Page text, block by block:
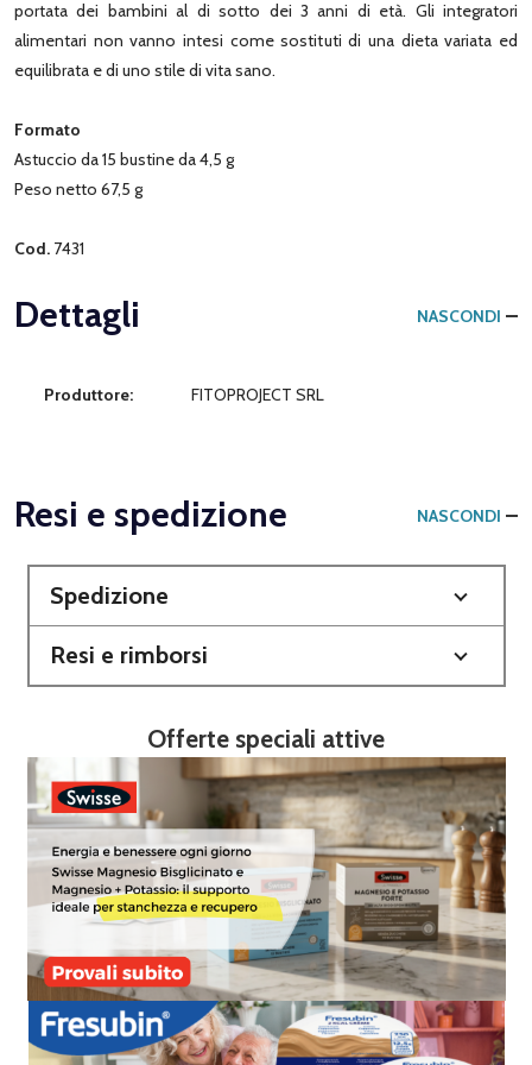
portata dei bambini al di sotto dei 3 anni di età. Gli integratori
alimentari non vanno intesi come sostituti di una dieta variata ed
equilibrata e di uno stile di vita sano.
Formato
Astuccio da 15 bustine da 4,5 g
Peso netto 67,5 g
Cod. 7431
Dettagli NASCONDI
Produttore: FITOPROJECT SRL
Resi e spedizione NASCONDI
Spedizione
Resi e rimborsi
Offerte speciali attive